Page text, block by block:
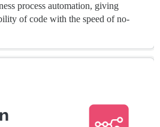
process automation, giving
of code with the speed of no-